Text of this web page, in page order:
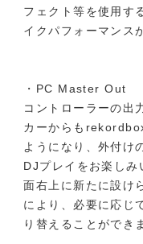
フェクト等を使用す
イクパフォーマンス
・PC Master Out
コントローラーの出
カーからも
ようになり、外付け
DJプレイをお楽し
面右上に新たに設け
により、必要に応じ
り替えることができ